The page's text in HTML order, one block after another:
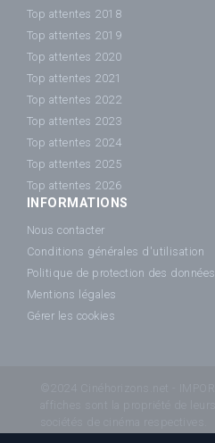
Top attentes 2018
Top attentes 2019
Top attentes 2020
Top attentes 2021
Top attentes 2022
Top attentes 2023
Top attentes 2024
Top attentes 2025
Top attentes 2026
INFORMATIONS
Nous contacter
Conditions générales d'utilisation
Politique de protection des données
Mentions légales
Gérer les cookies